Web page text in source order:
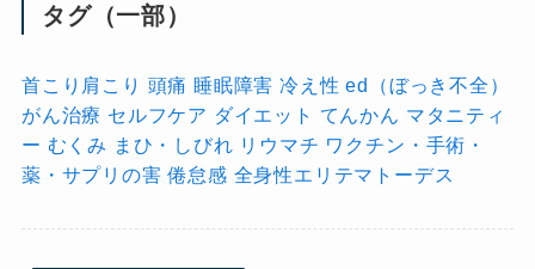
タグ（一部）
首こり肩こり 頭痛 睡眠障害 冷え性 ed（ぼっき不全）
がん治療 セルフケア ダイエット てんかん マタニティ
ー むくみ まひ・しびれ リウマチ ワクチン・手術・
薬・サプリの害 倦怠感 全身性エリテマトーデス